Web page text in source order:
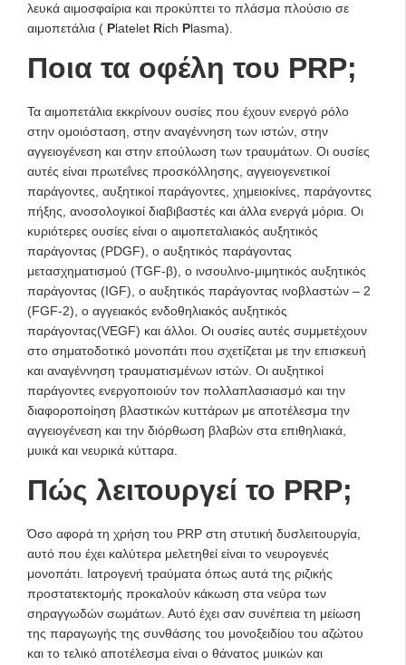
λευκά αιμοσφαίρια και προκύπτει το πλάσμα πλούσιο σε
αιμοπετάλια ( Platelet Rich Plasma).
Ποια τα οφέλη του PRP;
Τα αιμοπετάλια εκκρίνουν ουσίες που έχουν ενεργό ρόλο
στην ομοιόσταση, στην αναγέννηση των ιστών, στην
αγγειογένεση και στην επούλωση των τραυμάτων. Οι ουσίες
αυτές είναι πρωτεΐνες προσκόλλησης, αγγειογενετικοί
παράγοντες, αυξητικοί παράγοντες, χημειοκίνες, παράγοντες
πήξης, ανοσολογικοί διαβιβαστές και άλλα ενεργά μόρια. Οι
κυριότερες ουσίες είναι o αιμοπεταλιακός αυξητικός
παράγοντας (PDGF), o αυξητικός παράγοντας
μετασχηματισμού (TGF-β), ο ινσουλινο-μιμητικός αυξητικός
παράγοντας (IGF), ο αυξητικός παράγοντας ινοβλαστών – 2
(FGF-2), o αγγειακός ενδοθηλιακός αυξητικός
παράγοντας(VEGF) και άλλοι. Οι ουσίες αυτές συμμετέχουν
στο σηματοδοτικό μονοπάτι που σχετίζεται με την επισκευή
και αναγέννηση τραυματισμένων ιστών. Οι αυξητικοί
παράγοντες ενεργοποιούν τον πολλαπλασιασμό και την
διαφοροποίηση βλαστικών κυττάρων με αποτέλεσμα την
αγγειογένεση και την διόρθωση βλαβών στα επιθηλιακά,
μυικά και νευρικά κύτταρα.
Πώς λειτουργεί το PRP;
Όσο αφορά τη χρήση του PRP στη στυτική δυσλειτουργία,
αυτό που έχει καλύτερα μελετηθεί είναι το νευρογενές
μονοπάτι. Ιατρογενή τραύματα όπως αυτά της ριζικής
προστατεκτομής προκαλούν κάκωση στα νεύρα των
σηραγγωδών σωμάτων. Αυτό έχει σαν συνέπεια τη μείωση
της παραγωγής της συνθάσης του μονοξειδίου του αζώτου
και το τελικό αποτέλεσμα είναι ο θάνατος μυικών και